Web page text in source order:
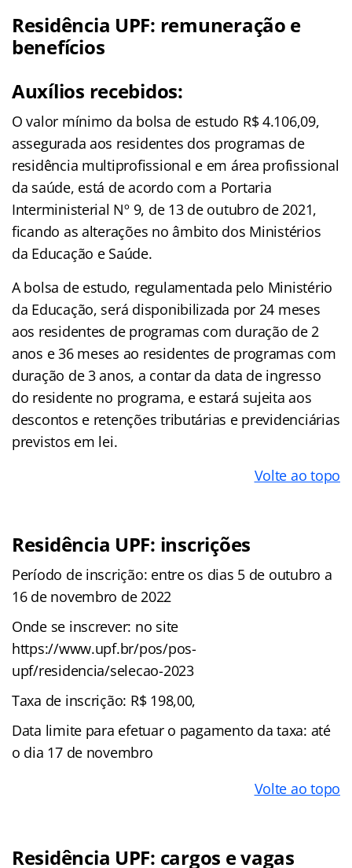
Residência UPF: remuneração e
benefícios
Auxílios recebidos:
O valor mínimo da bolsa de estudo R$ 4.106,09,
assegurada aos residentes dos programas de
residência multiprofissional e em área profissional
da saúde, está de acordo com a Portaria
Interministerial Nº 9, de 13 de outubro de 2021,
ficando as alterações no âmbito dos Ministérios
da Educação e Saúde.
A bolsa de estudo, regulamentada pelo Ministério
da Educação, será disponibilizada por 24 meses
aos residentes de programas com duração de 2
anos e 36 meses ao residentes de programas com
duração de 3 anos, a contar da data de ingresso
do residente no programa, e estará sujeita aos
descontos e retenções tributárias e previdenciárias
previstos em lei.
Volte ao topo
Residência UPF: inscrições
Período de inscrição: entre os dias 5 de outubro a
16 de novembro de 2022
Onde se inscrever: no site
https://www.upf.br/pos/pos-
upf/residencia/selecao-2023
Taxa de inscrição: R$ 198,00,
Data limite para efetuar o pagamento da taxa: até
o dia 17 de novembro
Volte ao topo
Residência UPF: cargos e vagas